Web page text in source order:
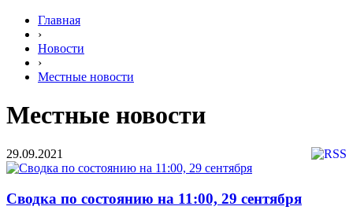
Главная
›
Новости
›
Местные новости
Местные новости
29.09.2021
Сводка по состоянию на 11:00, 29 сентября